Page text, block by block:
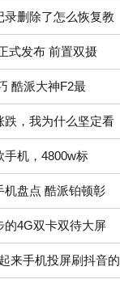
删除了怎么恢复教
式发布 前置双摄
酷派大神F2最
跌，我为什么坚定看
手机，4800w标
机盘点 酷派铂顿彰
的4G双卡双待大屏
来手机投屏刷抖音的